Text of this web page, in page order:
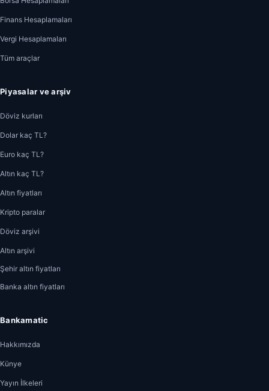
Finans Hesaplamaları
Vergi Hesaplamaları
Tüm araçlar
Piyasalar ve arşiv
Döviz kurları
Dolar kaç TL?
Euro kaç TL?
Altın kaç TL?
Altın fiyatları
Kripto paralar
Döviz arşivi
Altın arşivi
Şehir altın fiyatları
Banka altın fiyatları
Bankamatic
Hakkımızda
Künye
Yayın İlkeleri